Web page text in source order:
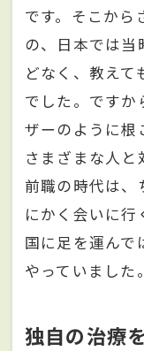
です。そこから
の、日本では当
どなく、教えて
でした。ですか
ザーのように根
さまざまな人と
前職の時代は、
にかく会いに行
国に足を運んで
やっていました。
独自の治療